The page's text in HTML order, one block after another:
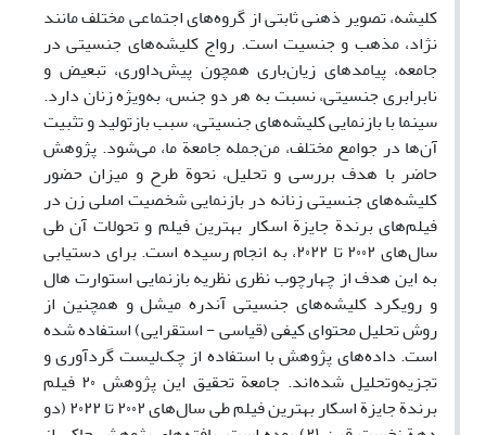
کلیشه، تصویر ذهنی ثابتی از گروه‌های اجتماعی مختلف مانند
نژاد، مذهب و جنسیت است. رواج کلیشه‌های جنسیتی در
جامعه، پیامدهای زیان‌باری همچون پیش‌داوری، تبعیض و
نابرابری جنسیتی، نسبت به هر دو جنس، به‌ویژه زنان دارد.
سینما با بازنمایی کلیشه‌های جنسیتی، سبب بازتولید و تثبیت
آن‌ها در جوامع مختلف، من‌جمله جامعة ما، می‌شود. پژوهش
حاضر با هدف بررسی و تحلیل، نحوة طرح و میزان حضور
کلیشه‌های جنسیتی زنانه در بازنمایی شخصیت اصلی زن در
فیلم‌های برندة جایزة اسکار بهترین فیلم و تحولات آن طی
سال‌های ۲۰۰۲ تا ۲۰۲۲، به انجام رسیده است. برای دستیابی
به این هدف از چهارچوب نظری نظریه بازنمایی استوارت هال
و رویکرد کلیشه‌های جنسیتی آندره میشل و همچنین از
روش تحلیل محتوای کیفی (قیاسی - استقرایی) استفاده شده
است. داده‌های پژوهش با استفاده از چک‌لیست گردآوری و
تجزیه‌وتحلیل شده‌اند. جامعة تحقیق این پژوهش ۲۰ فیلم
برندة جایزة اسکار بهترین فیلم طی سال‌های ۲۰۰۲ تا ۲۰۲۲ (دو